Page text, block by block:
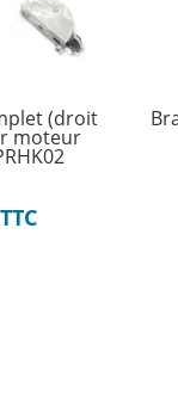
(droit
moteur
TTC